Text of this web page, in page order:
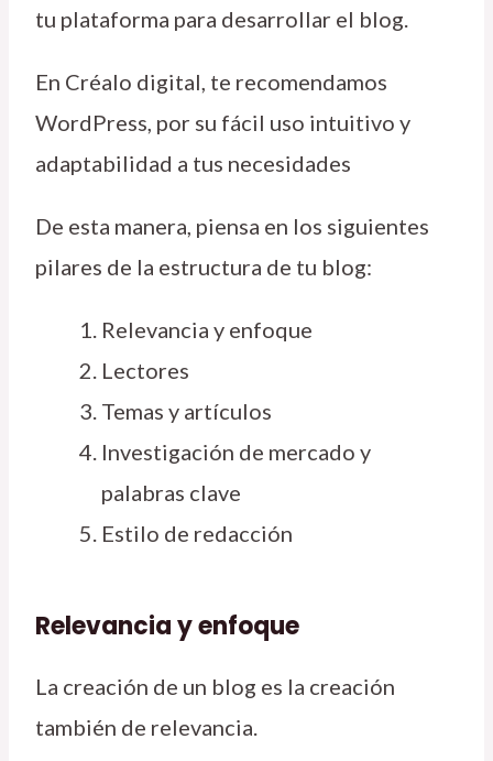
tu plataforma para desarrollar el blog.
En Créalo digital, te recomendamos
WordPress, por su fácil uso intuitivo y
adaptabilidad a tus necesidades
De esta manera, piensa en los siguientes
pilares de la estructura de tu blog:
Relevancia y enfoque
Lectores
Temas y artículos
Investigación de mercado y
palabras clave
Estilo de redacción
Relevancia y enfoque
La creación de un blog es la creación
también de relevancia.